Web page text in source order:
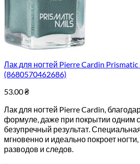
Лак для ногтей Pierre Cardin
(8680570462686)
53.00₴
Лак для ногтей Pierre Cardin,
формуле, даже при покрытии одним
безупречный результат.
мгновенно и идеально покроет
разводов и следов.